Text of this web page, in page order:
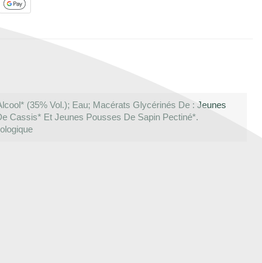
(35% Vol.); Eau; Macérats Glycérinés De : Jeunes
Cassis* Et Jeunes Pousses De Sapin Pectiné*.